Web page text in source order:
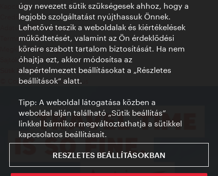
Kapcsolat
Credits
Adatvédelmi nyilatkozat
Terms of Use
Megközelíthetőség
Sajtókapcsolat
Sütik beállítása
© Copyright WienTourismus
úgy nevezett sütik szükségesek ahhoz, hogy a
legjobb szolgáltatást nyújthassuk Önnek.
Lehetővé teszik a weboldalak és kiértékelések
működtetését, valamint az Ön érdeklődési
köreire szabott tartalom biztosítását. Ha nem
óhajtja ezt, akkor módosítsa az
alapértelmezett beállításokat a „Részletes
beállítások“ alatt.
Tipp: A weboldal látogatása közben a
weboldal alján található „Sütik beállítás”
linkkel bármikor megváltoztathatja a sütikkel
kapcsolatos beállításait.
RESZLETES BEÁLLÍTÁSOKBAN